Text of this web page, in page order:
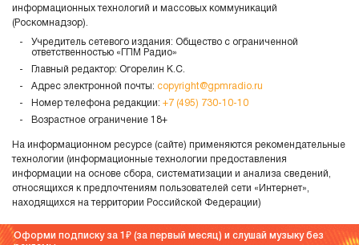
информационных технологий и массовых коммуникаций
(Роскомнадзор).
Учредитель сетевого издания: Общество с ограниченной
ответственностью «ГПМ Радио»
Главный редактор: Огорелин К.С.
Адрес электронной почты: copyright@gpmradio.ru
Номер телефона редакции: +7 (495) 730-10-10
Возрастное ограничение 18+
На информационном ресурсе (сайте) применяются рекомендательные
технологии (информационные технологии предоставления
информации на основе сбора, систематизации и анализа сведений,
относящихся к предпочтениям пользователей сети «Интернет»,
находящихся на территории Российской Федерации)
Оформи подписку за 1
(за первый месяц) и слушай музыку без